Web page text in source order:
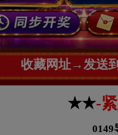
收藏网址→发送
★★-
0149